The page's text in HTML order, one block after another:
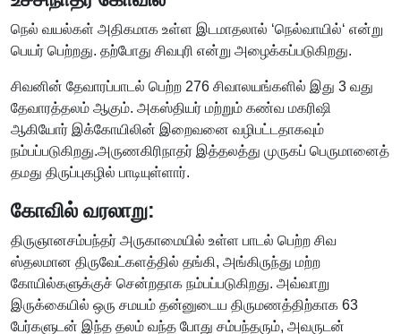
நெல் வயல்கள் அதிகமாக உள்ள இடமாதலால் ‘நெல்வாயில்‘ என்று
பெயர் பெற்றது. தற்போது சிவபுரி என்று அழைக்கப்படுகிறது.
சிவனின் தேவாரப்பாடல் பெற்ற 276 சிவாலயங்களில் இது 3 வது
தேவாரத்தலம் ஆகும். அகஸ்தியர் மற்றும் கண்வ மகரிஷி
ஆகியோர் இக்கோயிலின் இறைவனை வழிபட்டதாகவும்
நம்பப்படுகிறது.அருணகிரிநாதர் இத்தலத்து முருகப் பெருமானைத்
தமது திருப்புகழில் பாடியுள்ளார்.
கோவில் வரலாறு:
திருஞானசம்பந்தர் அருகாமையில் உள்ள பாடல் பெற்ற சிவ
ஸ்தலமான திருவேட்களத்தில் தங்கி, அங்கிருந்து மற்ற
கோயில்களுக்குச் சென்றதாக நம்பப்படுகிறது. அவ்வாறு
இருக்கையில் ஒரு சமயம் தன்னுடைய திருமணத்திற்காக 63
பேர்களுடன் இந்த தலம் வந்த போது சம்பந்தரும், அவருடன்